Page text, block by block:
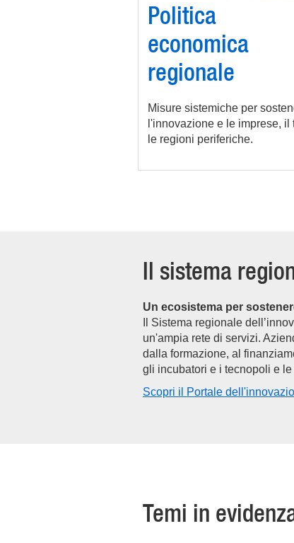
Politica
economica
regionale
Misure sistemiche per
l'innovazione e le imprese, il
le regioni periferiche.
Il sistema
Un ecosistema per
Il Sistema regionale
un'ampia rete di servizi.
dalla formazione, al
gli incubatori e i tecnopoli e
Scopri il Portale
Temi in